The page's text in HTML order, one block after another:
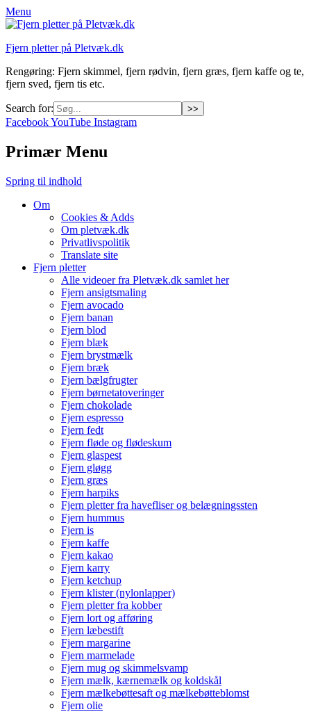
Menu
Fjern pletter på Pletvæk.dk
Rengøring: Fjern skimmel, fjern rødvin, fjern græs, fjern kaffe og te,
fjern sved, fjern tis etc.
Search for:
FacebookYouTube Instagram
Primær Menu
Spring til indhold
Om
Cookies & Adds
Om pletvæk.dk
Privatlivspolitik
Translate site
Fjern pletter
Alle videoer fra Pletvæk.dk samlet her
Fjern ansigtsmaling
Fjern avocado
Fjern banan
Fjern blod
Fjern blæk
Fjern brystmælk
Fjern bræk
Fjern bælgfrugter
Fjern børnetatoveringer
Fjern chokolade
Fjern espresso
Fjern fedt
Fjern fløde og flødeskum
Fjern glaspest
Fjern gløgg
Fjern græs
Fjern harpiks
Fjern pletter fra havefliser og belægningssten
Fjern hummus
Fjern is
Fjern kaffe
Fjern kakao
Fjern karry
Fjern ketchup
Fjern klister (nylonlapper)
Fjern pletter fra kobber
Fjern lort og afføring
Fjern læbestift
Fjern margarine
Fjern marmelade
Fjern mug og skimmelsvamp
Fjern mælk, kærnemælk og koldskål
Fjern mælkebøttesaft og mælkebøtteblomst
Fjern olie